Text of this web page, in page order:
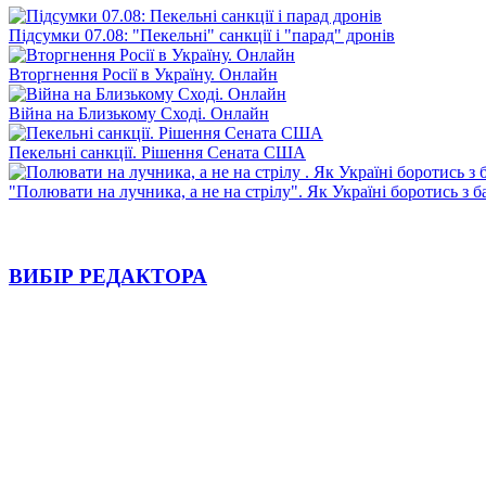
Підсумки 07.08: "Пекельні" санкції і "парад" дронів
Вторгнення Росії в Україну. Онлайн
Війна на Близькому Сході. Онлайн
Пекельні санкції. Рішення Сената США
"Полювати на лучника, а не на стрілу". Як Україні боротись з
ВИБІР РЕДАКТОРА